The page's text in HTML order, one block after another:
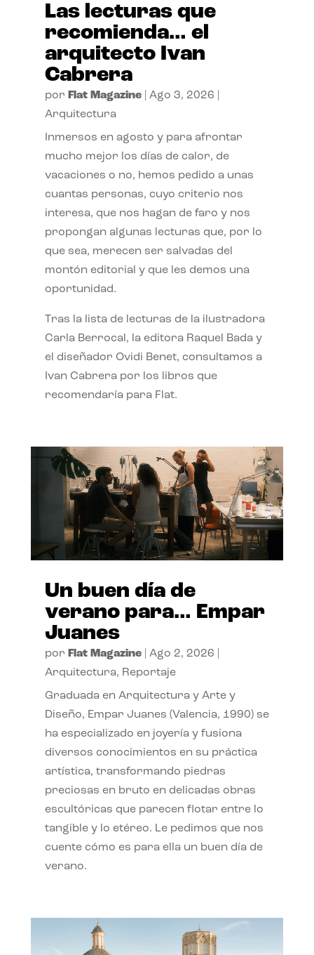
Las lecturas que
recomienda… el
arquitecto Ivan
Cabrera
por Flat Magazine| Ago 3, 2026
Arquitectura
Inmersos en agosto y para afrontar
mucho mejor los días de calor, de
vacaciones o no, hemos pedido a unas
cuantas personas, cuyo criterio nos
interesa, que nos hagan de faro y nos
propongan algunas lecturas que, por lo
que sea, merecen ser salvadas del
montón editorial y que les demos una
oportunidad.
Tras la lista de lecturas de la ilustradora
Carla Berrocal, la editora Raquel Bada y
el diseñador Ovidi Benet, consultamos a
Ivan Cabrera por los libros que
recomendaría para Flat.
Un buen día de
verano para… Empar
Juanes
por Flat Magazine| Ago 2, 2026
Arquitectura, Reportaje
Graduada en Arquitectura y Arte y
Diseño, Empar Juanes (Valencia, 1990) se
ha especializado en joyería y fusiona
diversos conocimientos en su práctica
artística, transformando piedras
preciosas en bruto en delicadas obras
escultóricas que parecen flotar entre lo
tangible y lo etéreo. Le pedimos que nos
cuente cómo es para ella un buen día de
verano.